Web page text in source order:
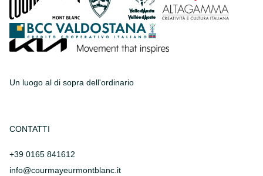
Un luogo al di sopra dell'ordinario
CONTATTI
+39 0165 841612
info@courmayeurmontblanc.it